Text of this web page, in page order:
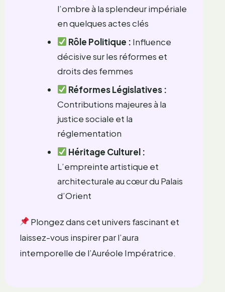
l’ombre à la splendeur impériale
en quelques actes clés
Rôle Politique : Influence
décisive sur les réformes et
droits des femmes
Réformes Législatives :
Contributions majeures à la
justice sociale et la
réglementation
Héritage Culturel :
L’empreinte artistique et
architecturale au cœur du Palais
d’Orient
Plongez dans cet univers fascinant et
laissez-vous inspirer par l’aura
intemporelle de l’Auréole Impératrice.